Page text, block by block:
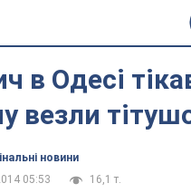
в Одесі
везли
новини
05:53
16,1 т.